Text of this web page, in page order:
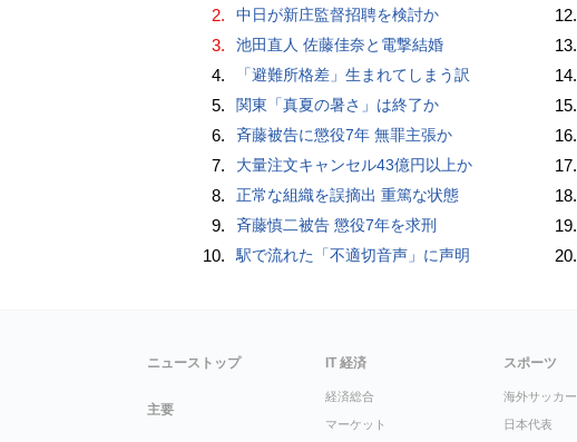
2. 中日が新庄監督招聘を検討か
3. 池田直人 佐藤佳奈と電撃結婚
4. 「避難所格差」生まれてしまう訳
5. 関東「真夏の暑さ」は終了か
6. 斉藤被告に懲役7年 無罪主張か
7. 大量注文キャンセル43億円以上か
8. 正常な組織を誤摘出 重篤な状態
9. 斉藤慎二被告 懲役7年を求刑
10. 駅で流れた「不適切音声」に声明
12.
13.
14.
15.
16.
17.
18.
19.
20.
ニューストップ
主要
IT 経済
経済総合
マーケット
スポーツ
海外サッカー
日本代表